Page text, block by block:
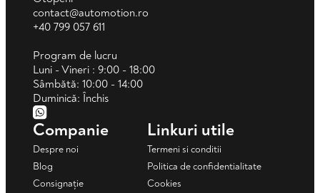
contact@automotion.ro
+40 799 057 611
Program de lucru
Luni - Vineri : 9:00 - 18:00
Sâmbătă: 10:00 - 14:00
Duminică: Închis
Companie
Despre noi
Blog
Consignație
Linkuri utile
Termeni si conditii
Politica de confidentialitate
Cookies